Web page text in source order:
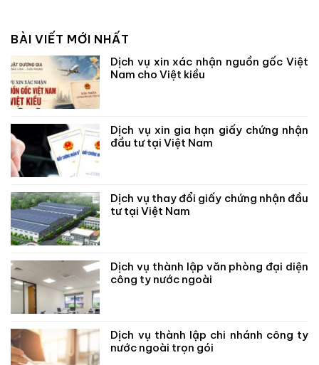
BÀI VIẾT MỚI NHẤT
Dịch vụ xin xác nhận nguồn gốc Việt
Nam cho Việt kiều
Dịch vụ xin gia hạn giấy chứng nhận
đầu tư tại Việt Nam
Dịch vụ thay đổi giấy chứng nhận đầu
tư tại Việt Nam
Dịch vụ thành lập văn phòng đại diện
công ty nước ngoài
Dịch vụ thành lập chi nhánh công ty
nước ngoài trọn gói